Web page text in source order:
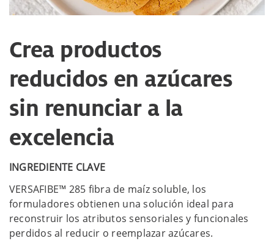
Crea productos
reducidos en azúcares
sin renunciar a la
excelencia
INGREDIENTE CLAVE
VERSAFIBE™ 285 fibra de maíz soluble, los
formuladores obtienen una solución ideal para
reconstruir los atributos sensoriales y funcionales
perdidos al reducir o reemplazar azúcares.